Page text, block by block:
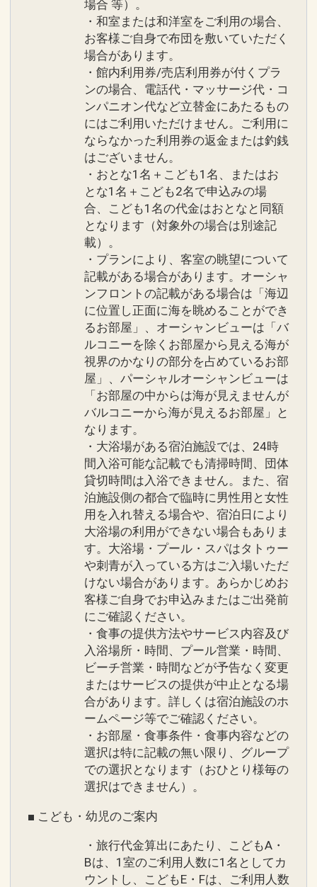
場合 等）。
・和室または和洋室をご利用の場合、
お客様ご自身で布団を敷いていただく
場合があります。
・館内利用券/売店利用券が付くプラ
ンの場合、電話代・マッサージ代・コ
ンパニオン代など立替金にあたるもの
にはご利用いただけません。ご利用に
ならなかった利用券の返金または釣銭
はございません。
・おとな1名＋こども1名、またはお
とな1名＋こども2名で申込みの場
合、こども1名の代金はおとなと同額
となります（対象外の場合は別途記
載）。
・プランにより、客室の眺望について
記載がある場合があります。オーシャ
ンフロントの記載がある場合は「海辺
に位置し正面に海を眺めることができ
るお部屋」、オーシャンビューは「バ
ルコニーを除くお部屋から見える海が
視界のかなりの部分を占めているお部
屋」、パーシャルオーシャンビューは
「お部屋の中からは海が見えませんが
バルコニーから海が見えるお部屋」と
なります。
・大浴場がある宿泊施設では、24時
間入浴可能な記載でも清掃時間、団体
貸切時間は入浴できません。また、宿
泊施設側の都合で臨時に男性用と女性
用を入れ替える場合や、宿泊日により
大浴場の利用ができない場合もありま
す。大浴場・プール・スパはタトゥー
や刺青が入っている方はご入場いただ
けない場合があります。あらかじめお
客様ご自身でお申込みまたはご出発前
にご確認ください。
・食事の提供方法やサービス内容及び
入浴場所・時間、プール営業・時間、
ビーチ営業・時間などが予告なく変更
またはサービスの提供が中止となる場
合があります。詳しくは宿泊施設のホ
ームページ等でご確認ください。
・お部屋・食事条件・食事内容などの
選択は特に記載の無い限り、グループ
での選択となります（おひとり様毎の
選択はできません）。
■ こども・幼児のご案内
・旅行代金算出にあたり、こどもA・
Bは、1室のご利用人数に1名としてカ
ウントし、こどもE・Fは、ご利用人数